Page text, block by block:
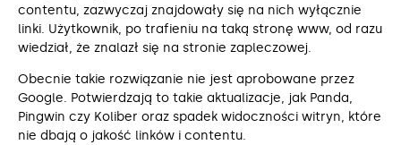
contentu, zazwyczaj znajdowały się na nich wyłącznie
linki. Użytkownik, po trafieniu na taką stronę www, od razu
wiedział, że znalazł się na stronie zapleczowej.
Obecnie takie rozwiązanie nie jest aprobowane przez
Google. Potwierdzają to takie aktualizacje, jak Panda,
Pingwin czy Koliber oraz spadek widoczności witryn, które
nie dbają o jakość linków i contentu.